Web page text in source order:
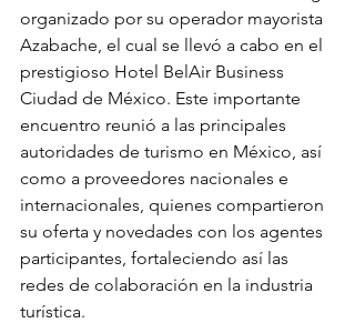
organizado por su operador mayorista
Azabache, el cual se llevó a cabo en el
prestigioso Hotel BelAir Business
Ciudad de México. Este importante
encuentro reunió a las principales
autoridades de turismo en México, así
como a proveedores nacionales e
internacionales, quienes compartieron
su oferta y novedades con los agentes
participantes, fortaleciendo así las
redes de colaboración en la industria
turística.